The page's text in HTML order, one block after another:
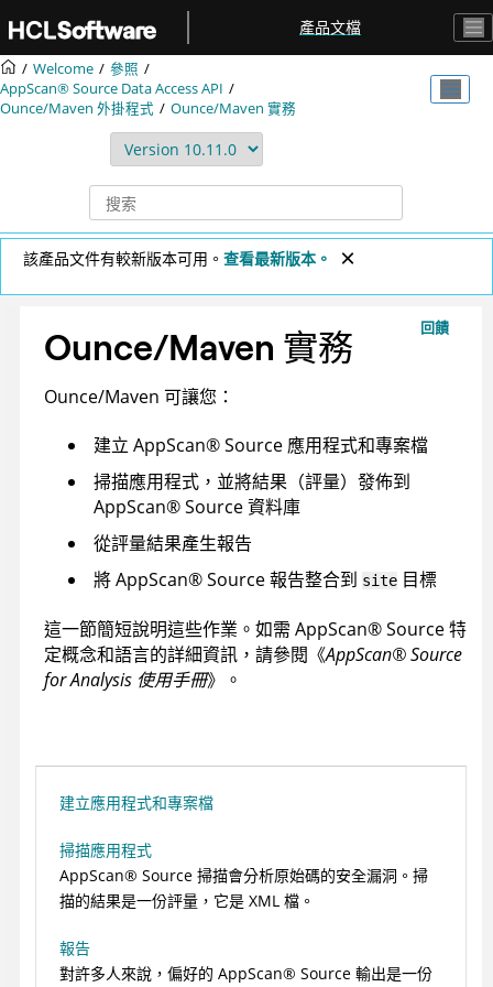
產品文檔
Welcome
參照
AppScan® Source Data Access API
Ounce/Maven 外掛程式
Ounce/Maven 實務
該產品文件有較新版本可用。 查看最新版本。
回饋
Ounce/Maven 實務
Ounce/Maven 可讓您：
建立 AppScan®Source 應用程式和專案檔
掃描應用程式，並將結果（評量）發佈到
AppScan®Source資料庫
從評量結果產生報告
將AppScan®Source報告整合到 site 目標
這一節簡短說明這些作業。如需 AppScan®Source特
定概念和語言的詳細資訊，請參閱《AppScan®Source
for Analysis 使用手冊》。
建立應用程式和專案檔
掃描應用程式
AppScan® Source 掃描會分析原始碼的安全漏洞。掃
描的結果是一份評量，它是 XML 檔。
報告
對許多人來說，偏好的 AppScan® Source 輸出是一份